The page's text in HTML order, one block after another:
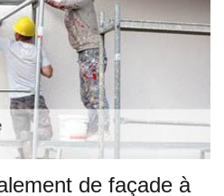
de façade à